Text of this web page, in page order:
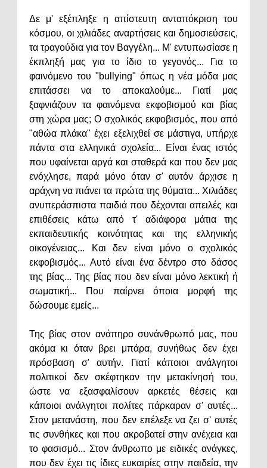
Δε μ' εξέπληξε η απίστευτη ανταπόκριση του
κόσμου, οι χιλιάδες αναρτήσεις και δημοσιεύσεις,
τα τραγούδια για τον Βαγγέλη... Μ' εντυπωσίασε η
έκπληξή μας για το ίδιο το γεγονός... Για το
φαινόμενο του "bullying" όπως η νέα μόδα μας
επιτάσσει να το αποκαλούμε... Γιατί μας
ξαφνιάζουν τα φαινόμενα εκφοβισμού και βίας
στη χώρα μας; Ο σχολικός εκφοβισμός, που από
"αθώα πλάκα" έχει εξελιχθεί σε μάστιγα, υπήρχε
πάντα στα ελληνικά σχολεία... Είναι ένας ιστός
που υφαίνεται αργά και σταθερά και που δεν μας
ενόχλησε, παρά μόνο όταν σ' αυτόν άρχισε η
αράχνη να πιάνει τα πρώτα της θύματα... Χιλιάδες
ανυπεράσπιστα παιδιά που δέχονται απειλές και
επιθέσεις κάτω από τ' αδιάφορα μάτια της
εκπαιδευτικής κοινότητας και της ελληνικής
οικογένειας... Και δεν είναι μόνο ο σχολικός
εκφοβισμός... Αυτό είναι ένα δέντρο στο δάσος
της βίας... Της βίας που δεν είναι μόνο λεκτική ή
σωματική... Που παίρνει όποια μορφή της
δώσουμε εμείς...
Της βίας στον ανάπηρο συνάνθρωπό μας, που
ακόμα κι όταν βρει μπάρα, συνήθως δεν έχει
πρόσβαση σ' αυτήν. Γιατί κάποιοι ανάλγητοι
πολιτικοί δεν σκέφτηκαν την μετακίνησή του,
ώστε να εξασφαλίσουν αρκετές θέσεις και
κάποιοι ανάλγητοι πολίτες πάρκαραν σ' αυτές...
Στον μετανάστη, που δεν επέλεξε να ζει σ' αυτές
τις συνθήκες και που ακροβατεί στην ανέχεια και
το φασισμό... Στον άνθρωπο με ειδικές ανάγκες,
που δεν έχει τις ίδιες ευκαιρίες στην παιδεία, την